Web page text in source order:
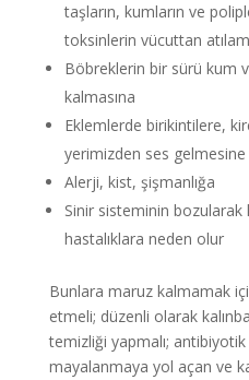
taşların, kumların ve
toksinlerin vücuttan
Böbreklerin bir sürü kum
kalmasına
Eklemlerde birikintilere,
yerimizden ses gelmesine
Alerji, kist, şişmanlığa
Sinir sisteminin
hastalıklara neden olur
Bunlara maruz kalmamak
etmeli; düzenli olarak
temizliği yapmalı; antibiyotik
mayalanmaya yol açan ve